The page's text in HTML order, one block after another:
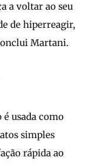
a voltar ao seu
de hiperreagir,
Martani.
é usada como
simples
rápida ao